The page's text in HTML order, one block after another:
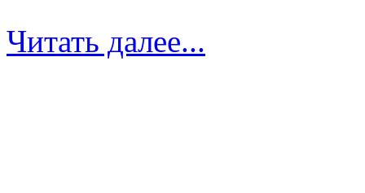
Читать далее...